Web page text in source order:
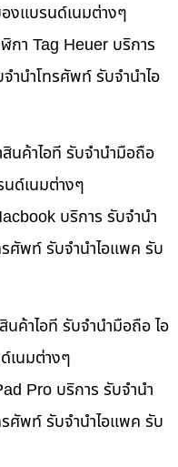
งแบรนด์เนมต่างๆ
กา Tag Heuer บริการ
ำนำโทรศัพท์ รับจำนำไอ
นค้าไอที รับจำนำมือถือ
ด์เนมต่างๆ
บริการ รับจำนำ
ศัพท์ รับจำนำไอแพค รับ
ค้าไอที รับจำนำมือถือ ไอ
เนมต่างๆ
Pro บริการ รับจำนำ
ศัพท์ รับจำนำไอแพค รับ